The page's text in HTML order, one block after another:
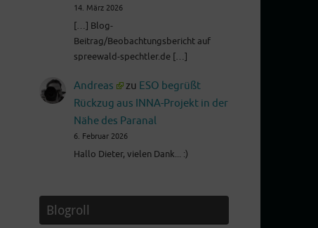
14. März 2026
[…] Blog-
Beitrag/Beobachtungsbericht auf
spreewald-spechtler.de […]
Andreas zu ESO begrüßt
Rückzug aus INNA-Projekt in der
Nähe des Paranal
6. Februar 2026
Hallo Dieter, vielen Dank... :)
Blogroll